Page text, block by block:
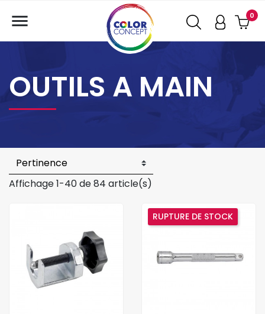
0

OUTILS A MAIN
Affichage 1-40 de 84 article(s)
RUPTURE DE STOCK